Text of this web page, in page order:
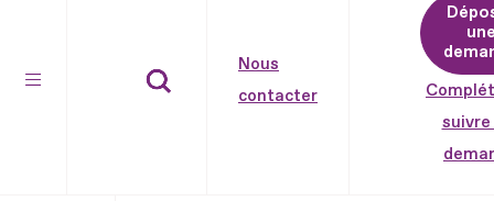
Nous
contacter
suivre